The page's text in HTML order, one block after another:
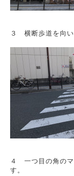
３ 横断歩道を向い
４ 一つ目の角のマ
す。